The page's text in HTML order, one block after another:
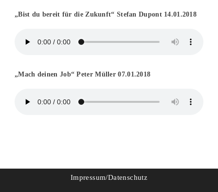
„Bist du bereit für die Zukunft“ Stefan Dupont 14.01.2018
„Mach deinen Job“ Peter Müller 07.01.2018
Impressum/Datenschutz